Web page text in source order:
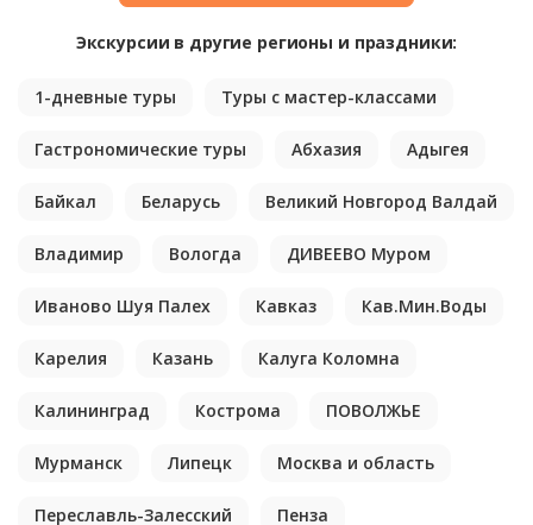
Экскурсии в другие регионы и праздники:
1-дневные туры Туры с мастер-классами
Гастрономические туры Абхазия Адыгея
Байкал Беларусь Великий Новгород Валдай
Владимир Вологда ДИВЕЕВО Муром
Иваново Шуя Палех Кавказ Кав.Мин.Воды
Карелия Казань Калуга Коломна
Калининград Кострома ПОВОЛЖЬЕ
Мурманск Липецк Москва и область
Переславль-Залесский Пенза